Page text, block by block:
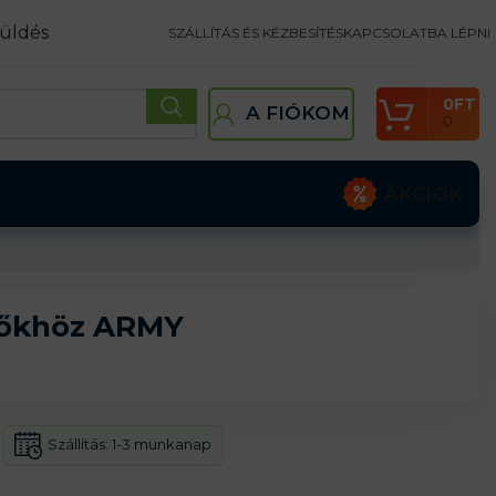
SZÁLLÍTÁS ÉS KÉZBESÍTÉSKAPCSOLATBA LÉPNI
A FIÓKOM 0
0FT
ARMY
Szállítás: 1-3 munkanap